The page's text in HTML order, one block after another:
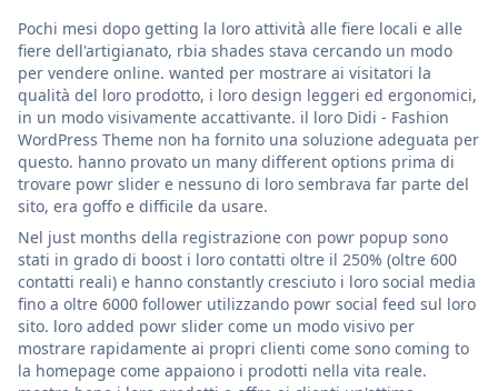
Pochi mesi dopo getting la loro attività alle fiere locali e alle
fiere dell'artigianato, rbia shades stava cercando un modo
per vendere online. wanted per mostrare ai visitatori la
qualità del loro prodotto, i loro design leggeri ed ergonomici,
in un modo visivamente accattivante. il loro Didi - Fashion
WordPress Theme non ha fornito una soluzione adeguata per
questo. hanno provato un many different options prima di
trovare powr slider e nessuno di loro sembrava far parte del
sito, era goffo e difficile da usare.
Nel just months della registrazione con powr popup sono
stati in grado di boost i loro contatti oltre il 250% (oltre 600
contatti reali) e hanno constantly cresciuto i loro social media
fino a oltre 6000 follower utilizzando powr social feed sul loro
sito. loro added powr slider come un modo visivo per
mostrare rapidamente ai propri clienti come sono coming to
la homepage come appaiono i prodotti nella vita reale.